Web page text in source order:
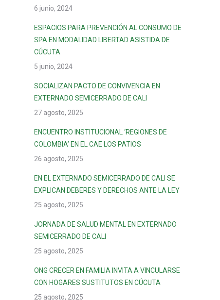
6 junio, 2024
ESPACIOS PARA PREVENCIÓN AL CONSUMO DE
SPA EN MODALIDAD LIBERTAD ASISTIDA DE
CÚCUTA
5 junio, 2024
SOCIALIZAN PACTO DE CONVIVENCIA EN
EXTERNADO SEMICERRADO DE CALI
27 agosto, 2025
ENCUENTRO INSTITUCIONAL ‘REGIONES DE
COLOMBIA’ EN EL CAE LOS PATIOS
26 agosto, 2025
EN EL EXTERNADO SEMICERRADO DE CALI SE
EXPLICAN DEBERES Y DERECHOS ANTE LA LEY
25 agosto, 2025
JORNADA DE SALUD MENTAL EN EXTERNADO
SEMICERRADO DE CALI
25 agosto, 2025
ONG CRECER EN FAMILIA INVITA A VINCULARSE
CON HOGARES SUSTITUTOS EN CÚCUTA
25 agosto, 2025